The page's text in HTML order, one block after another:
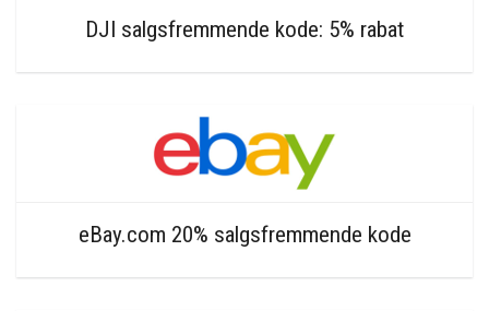
DJI salgsfremmende kode: 5% rabat
eBay.com 20% salgsfremmende kode